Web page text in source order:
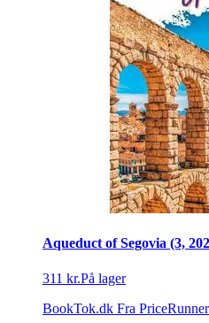
Aqueduct of Segovia (3,
311 kr.På lager
BookTok.dk Fra PriceRunner